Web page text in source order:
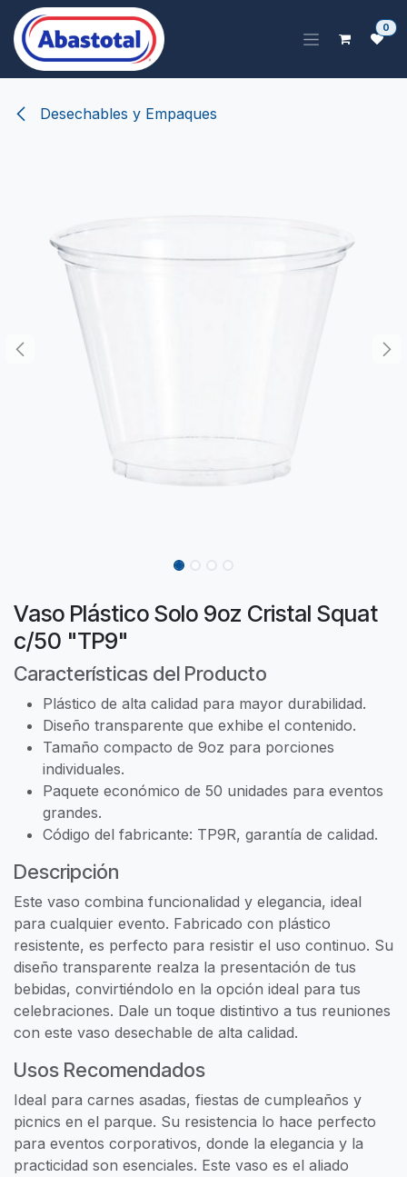
Ir al contenido
0
Desechables y Empaques
Vaso Plástico Solo 9oz Cristal Squat
c/50 "TP9"
Características del Producto
Plástico de alta calidad para mayor durabilidad.
Diseño transparente que exhibe el contenido.
Tamaño compacto de 9oz para porciones
individuales.
Paquete económico de 50 unidades para eventos
grandes.
Código del fabricante: TP9R, garantía de calidad.
Descripción
Este vaso combina funcionalidad y elegancia, ideal
para cualquier evento. Fabricado con plástico
resistente, es perfecto para resistir el uso continuo. Su
diseño transparente realza la presentación de tus
bebidas, convirtiéndolo en la opción ideal para tus
celebraciones. Dale un toque distintivo a tus reuniones
con este vaso desechable de alta calidad.
Usos Recomendados
Ideal para carnes asadas, fiestas de cumpleaños y
picnics en el parque. Su resistencia lo hace perfecto
para eventos corporativos, donde la elegancia y la
practicidad son esenciales. Este vaso es el aliado